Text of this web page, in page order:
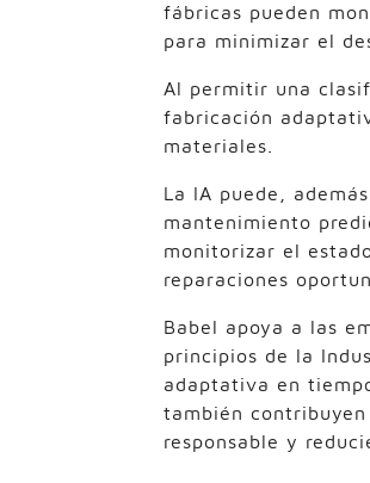
fábricas pueden
para minimizar el
Al permitir una
fabricación
materiales.
La IA puede,
mantenimiento
monitorizar el
reparaciones
Babel apoya a las
principios de la
adaptativa en
también
responsable y